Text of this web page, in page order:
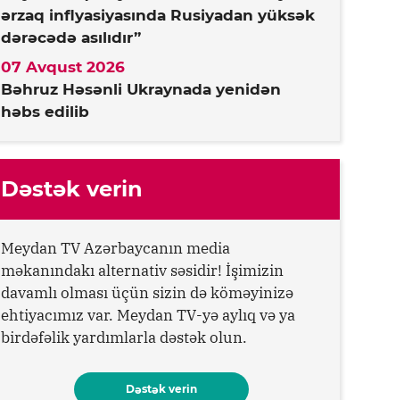
ərzaq inflyasiyasında Rusiyadan yüksək
dərəcədə asılıdır”
Bəhruz Həsənli Ukraynada yenidən
həbs edilib
07 Avqust 2026
Dəstək verin
Meydan TV Azərbaycanın media
məkanındakı alternativ səsidir! İşimizin
davamlı olması üçün sizin də köməyinizə
ehtiyacımız var. Meydan TV-yə aylıq və ya
birdəfəlik yardımlarla dəstək olun.
Dəstək verin